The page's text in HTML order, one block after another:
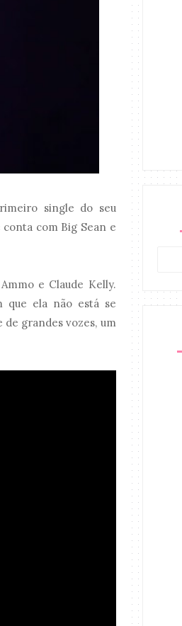
single do seu
com Big Sean e
e Claude Kelly.
que ela não está se
de grandes vozes, um